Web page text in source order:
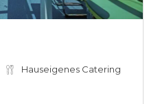
Hauseigenes Catering